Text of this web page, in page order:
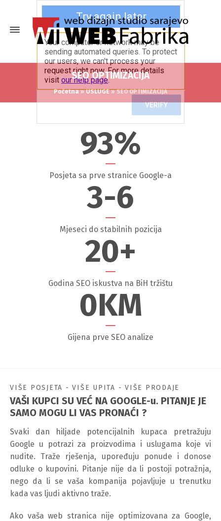
SEO OPTIMIZACIJA
Početna»USLUGE»SEO OPTIMIZACIJA
93%
Posjeta sa prve stranice Google-a
3-6
Mjeseci do stabilnih pozicija
20+
Godina SEO iskustva na BiH tržištu
0KM
Gijena prve SEO analize
VIŠE POSJETA - VIŠE UPITA - VIŠE PRODAJE
VAŠI KUPCI SU VEĆ NA GOOGLE-u. PITANJE JE
SAMO MOGU LI VAS PRONAĆI ?
Svaki dan hiljade potencijalnih kupaca pretražuju
Google u potrazi za proizvodima i uslugama koje vi
nudite. Traže rješenja, upoređuju ponude i donose
odluke o kupovini. Pitanje nije da li postoji potražnja,
nego da li se vaša kompanija pojavljuje u trenutku
kada vas ljudi aktivno traže.
Ako vaša web stranica nije optimizovana za Google,